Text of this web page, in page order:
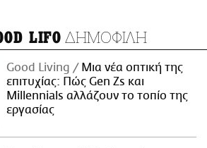
LIFO ΔΗΜΟΦΙΛΗ
Good Living
Μια νέα οπτική της
επιτυχίας: Πώς Gen Zs και
Millennials αλλάζουν το τοπίο της
εργασίας